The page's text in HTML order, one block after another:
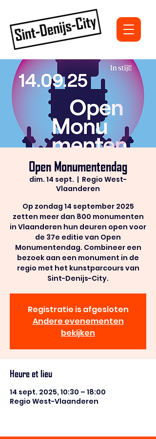
Open Monumentendag
dim. 14 sept.
  |
Regio West-
Vlaanderen
Op zondag 14 september 2025
zetten meer dan 800 monumenten
in Vlaanderen hun deuren open voor
de 37e editie van Open
Monumentendag. Combineer een
bezoek aan een monument in de
regio met het kunstparcours van
Sint-Denijs-City.
Registratie is afgesloten
Andere evenementen
bekijken
Heure et lieu
14 sept. 2025, 10:30 – 18:00
Regio West-Vlaanderen